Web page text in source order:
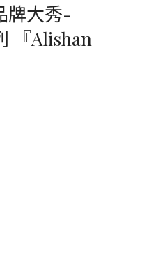
牌大秀-
『Alishan